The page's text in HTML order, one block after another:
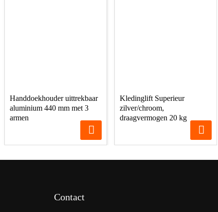
Handdoekhouder uittrekbaar
aluminium 440 mm met 3
armen
Kledinglift Superieur
zilver/chroom,
draagvermogen 20 kg
Contact